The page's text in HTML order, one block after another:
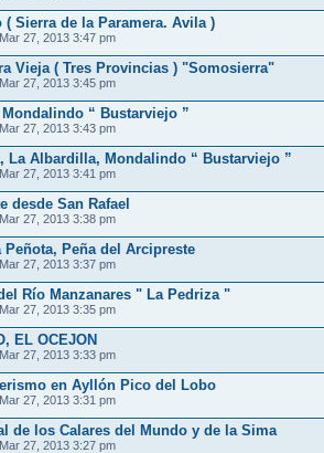
( Sierra de la Paramera. Avila )
27, 2013 3:47 pm
Vieja ( Tres Provincias ) "Somosierra"
27, 2013 3:45 pm
Mondalindo “ Bustarviejo ”
27, 2013 3:43 pm
La Albardilla, Mondalindo “ Bustarviejo ”
27, 2013 3:41 pm
desde San Rafael
27, 2013 3:38 pm
Peñota, Peña del Arcipreste
27, 2013 3:37 pm
Río Manzanares " La Pedriza "
27, 2013 3:35 pm
EL OCEJON
27, 2013 3:33 pm
en Ayllón Pico del Lobo
27, 2013 3:31 pm
de los Calares del Mundo y de la Sima
27, 2013 3:27 pm